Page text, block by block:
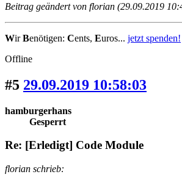
Beitrag geändert von florian (29.09.2019
WirBenötigen: Cents, Euros... jetzt spenden!
Offline
#5 29.09.2019 10:58:03
hamburgerhans
Gesperrt
Re: [Erledigt] Code Module
florian schrieb: